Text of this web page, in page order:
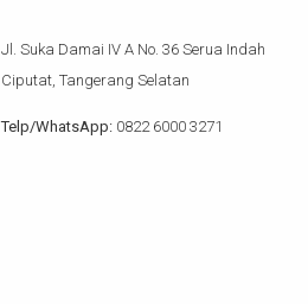
Jl. Suka Damai IV A No. 36 Serua Indah
Ciputat, Tangerang Selatan
Telp/WhatsApp: 0822 6000 3271